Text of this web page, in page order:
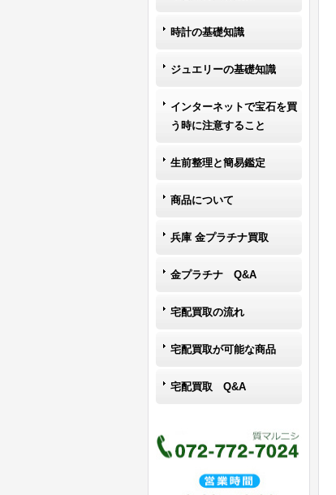
時計の基礎知識
ジュエリーの基礎知識
インターネットで宝石を買
う時に注意すること
生前整理と簡易鑑定
商品について
兵庫 金プラチナ買取
金プラチナ Q&A
宅配買取の流れ
宅配買取が可能な商品
宅配買取 Q&A